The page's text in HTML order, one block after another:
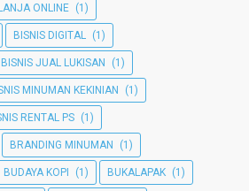
ONLINE (1)
BISNIS DIGITAL (1)
BISNIS JUAL LUKISAN (1)
MINUMAN KEKINIAN (1)
RENTAL PS (1)
BRANDING MINUMAN (1)
BUDAYA KOPI (1) BUKALAPAK (1)